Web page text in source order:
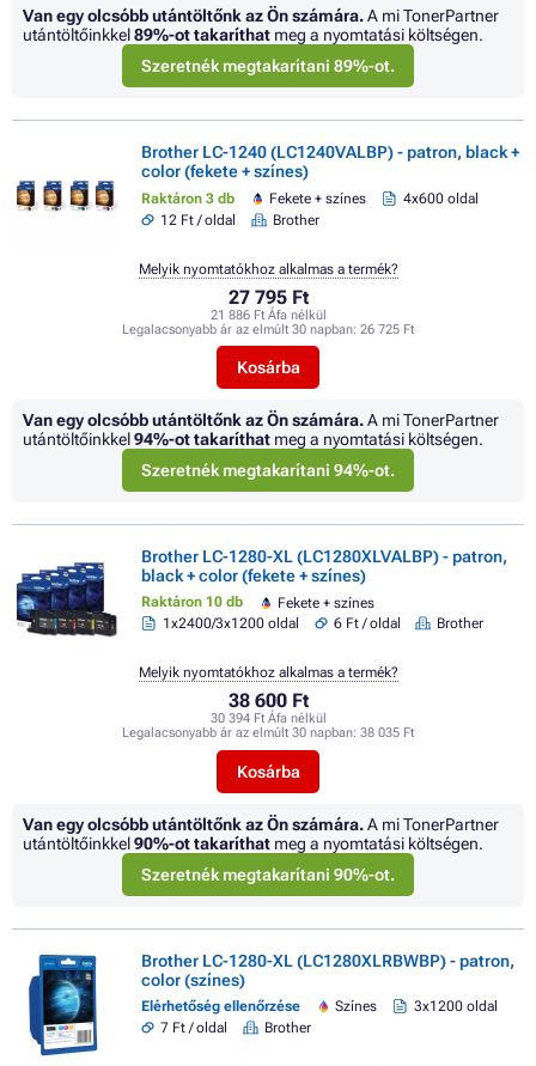
Van egy olcsóbb utántöltőnk az Ön számára.A mi TonerPartner
utántöltőinkkel89%-ot takaríthat meg a nyomtatási költségen.
Szeretnék megtakarítani 89%-ot.
Brother LC-1240 (LC1240VALBP) - patron, black +
color (fekete + színes)
Raktáron 3 db Fekete + színes
4x600 oldal
12 Ft / oldal
Brother
27 795 Ft
21 886 Ft Áfa nélkül
Legalacsonyabb ár az elmúlt 30 napban: 26 725 Ft
Kosárba
Melyik nyomtatókhoz alkalmas a termék?
Van egy olcsóbb utántöltőnk az Ön számára.A mi TonerPartner
utántöltőinkkel94%-ot takaríthat meg a nyomtatási költségen.
Szeretnék megtakarítani 94%-ot.
Brother LC-1280-XL (LC1280XLVALBP) - patron,
black + color (fekete + színes)
Raktáron 10 db
Fekete + színes
1x2400/3x1200 oldal
6 Ft / oldal Brother
38 600 Ft
30 394 Ft Áfa nélkül
Legalacsonyabb ár az elmúlt 30 napban: 38 035 Ft
Kosárba
Melyik nyomtatókhoz alkalmas a termék?
Van egy olcsóbb utántöltőnk az Ön számára.A mi TonerPartner
utántöltőinkkel90%-ot takaríthat meg a nyomtatási költségen.
Szeretnék megtakarítani 90%-ot.
Brother LC-1280-XL (LC1280XLRBWBP) - patron,
color (színes)
Elérhetőség ellenőrzése Színes
3x1200 oldal
7 Ft / oldal
Brother